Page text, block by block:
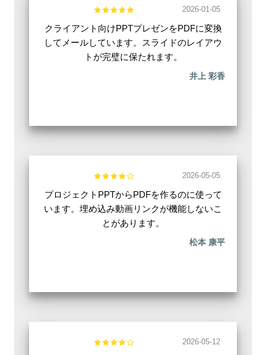
2026-01-05
クライアント向けPPTプレゼンをPDFに変換
してメールしています。スライドのレイアウ
トが完璧に保たれます。
井上 彩香
2026-05-05
プロジェクトPPTからPDFを作るのに使って
います。埋め込み動画リンクが機能しないこ
とがあります。
松本 康平
2026-05-12